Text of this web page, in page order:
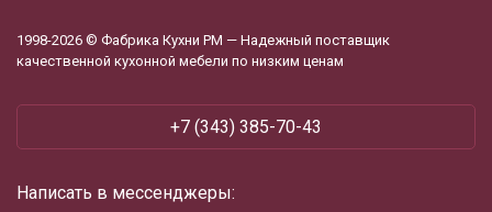
1998-2026 © Фабрика Кухни РМ — Надежный поставщик
качественной кухонной мебели по низким ценам
+7 (343) 385-70-43
Написать в мессенджеры: